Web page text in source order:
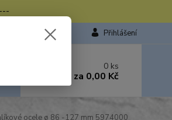
Přihlášení
0 ks
za 0,00 Kč
ocele ø 86 -127 mm 5974000